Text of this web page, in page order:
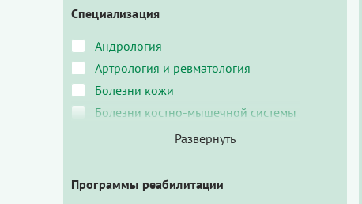
Специализация
Андрология
Артрология и ревматология
Болезни кожи
Болезни костно-мышечной системы
Программы реабилитации